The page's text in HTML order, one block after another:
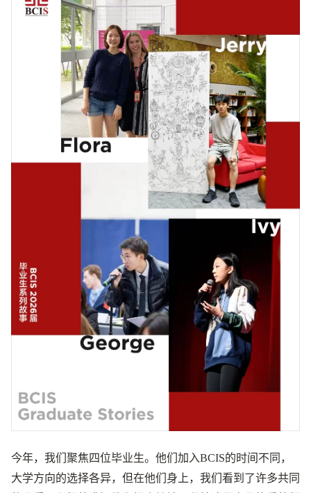
今年，我们聚焦四位毕业生。他们加入BCIS的时间不同，
大学方向的选择各异，但在他们身上，我们看到了许多共同